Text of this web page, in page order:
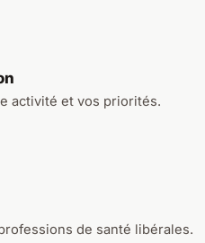
activité et vos priorités.
de santé libérales.